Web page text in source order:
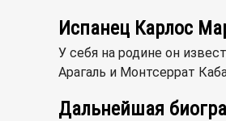
Испанец Карлос
У себя на родине он
Арагаль и Монтсеррат
Дальнейшая